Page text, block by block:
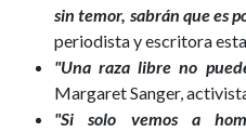
sin temor, sabrán que es
periodista y escritora
"Una raza libre no
Margaret Sanger,
"Si solo vemos a